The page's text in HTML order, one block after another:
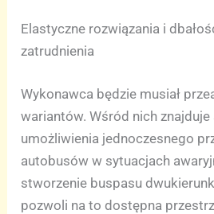
Elastyczne rozwiązania i
zatrudnienia
Wykonawca będzie musiał
wariantów. Wśród nich
umożliwienia jednoczesnego
autobusów w sytuacjach
stworzenie buspasu
pozwoli na to dostępna